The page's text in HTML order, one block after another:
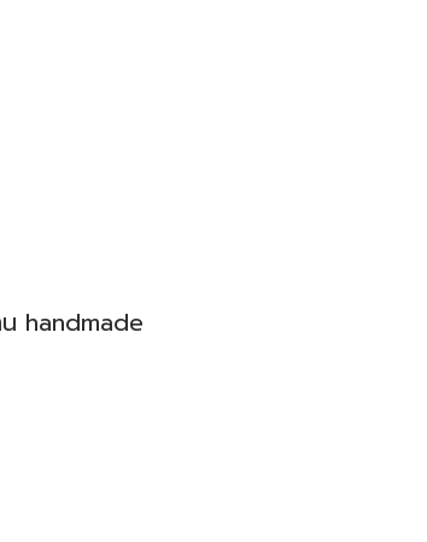
น handmade